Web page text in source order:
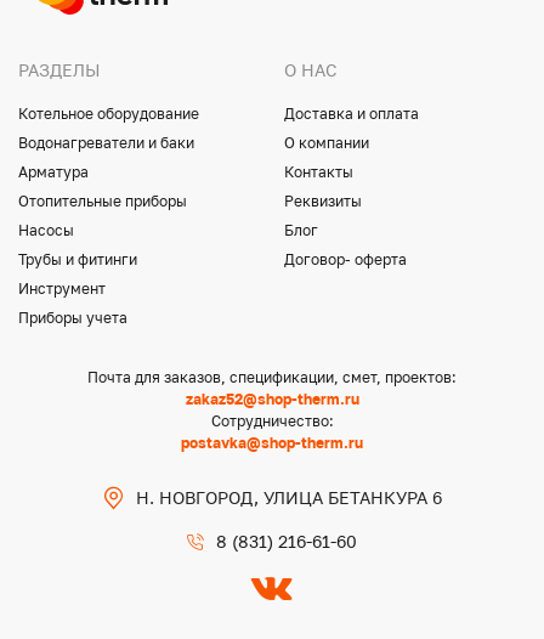
РАЗДЕЛЫ
Котельное оборудование
Водонагреватели и баки
Арматура
Отопительные приборы
Насосы
Трубы и фитинги
Инструмент
Приборы учета
О НАС
Доставка и оплата
О компании
Контакты
Реквизиты
Блог
Договор- оферта
Почта для заказов, спецификации, смет, проектов:
zakaz52@shop-therm.ru
Сотрудничество:
postavka@shop-therm.ru
Н. НОВГОРОД, УЛИЦА БЕТАНКУРА 6
8 (831) 216-61-60